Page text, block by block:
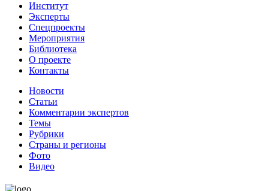
Институт
Эксперты
Спецпроекты
Мероприятия
Библиотека
О проекте
Контакты
Новости
Статьи
Комментарии экспертов
Темы
Рубрики
Страны и регионы
Фото
Видео